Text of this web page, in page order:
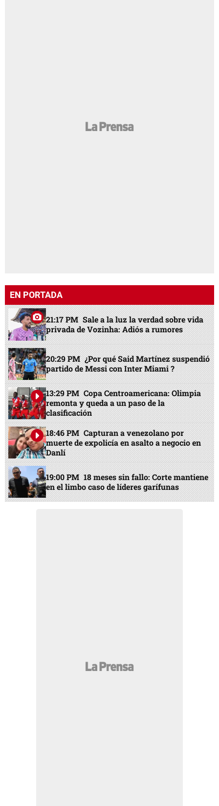
EN PORTADA
21:17 PM Sale a la luz la verdad sobre vida
privada de Vozinha: Adiós a rumores
20:29 PM ¿Por qué Said Martínez suspendió
partido de Messi con Inter Miami ?
13:29 PM Copa Centroamericana: Olimpia
remonta y queda a un paso de la
clasificación
18:46 PM Capturan a venezolano por
muerte de expolicía en asalto a negocio en
Danlí
19:00 PM 18 meses sin fallo: Corte mantiene
en el limbo caso de líderes garífunas